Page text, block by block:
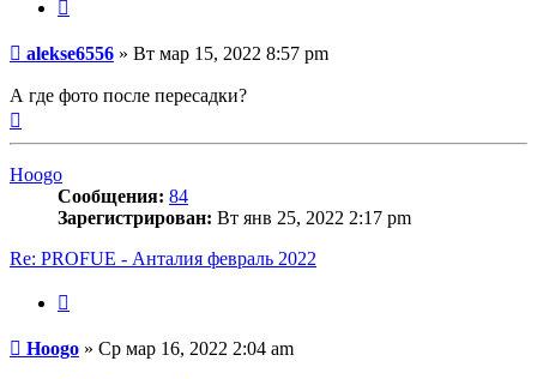
Сообщение
alekse6556 » Вт мар 15, 2022 8:57 pm
А где фото после пересадки?
Hoogo
Сообщения: 84
Зарегистрирован: Вт янв 25, 2022 2:17 pm
Re: PROFUE - Анталия февраль 2022
Сообщение
Hoogo » Ср мар 16, 2022 2:04 am